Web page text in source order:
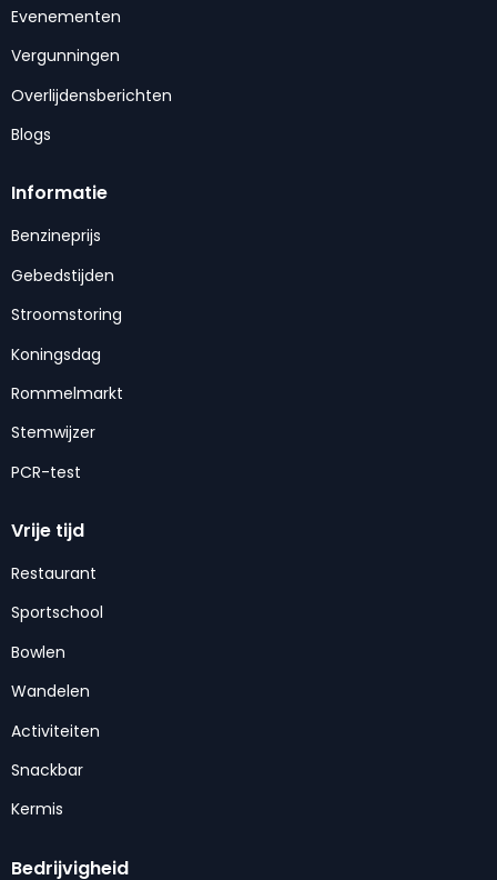
Evenementen
Vergunningen
Overlijdensberichten
Blogs
Informatie
Benzineprijs
Gebedstijden
Stroomstoring
Koningsdag
Rommelmarkt
Stemwijzer
PCR-test
Vrije tijd
Restaurant
Sportschool
Bowlen
Wandelen
Activiteiten
Snackbar
Kermis
Bedrijvigheid